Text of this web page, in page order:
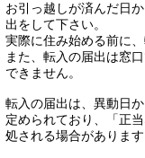
お引っ越しが済んだ日
出をして下さい。
実際に住み始める前に
また、転入の届出は窓
できません。
転入の届出は、異動日
定められており、「正
処される場合があります